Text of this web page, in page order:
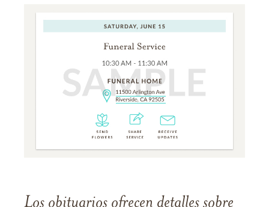
Los obituarios ofrecen detalles sobre